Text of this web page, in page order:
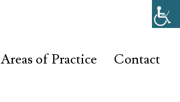
Areas of Practice Contact